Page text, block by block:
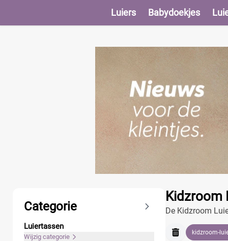
Luiers Babydoekjes
Categorie
Luiertassen
Wijzig categorie
Kidzroom
De Kidzroom
perfect voor het
Producten
kidzroom-